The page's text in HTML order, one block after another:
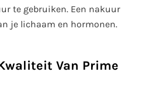
te gebruiken. Een nakuur
je lichaam en hormonen.
Van Prime